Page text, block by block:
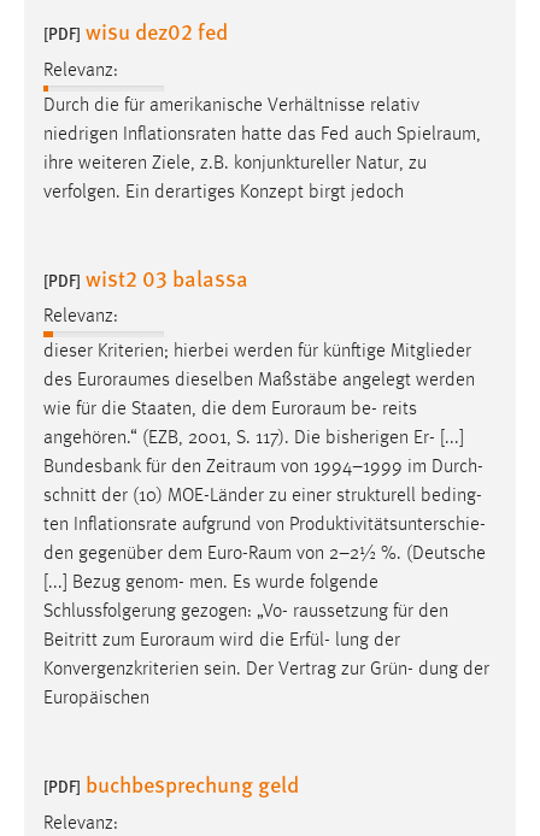
[PDF] wisu dez02 fed
Relevanz:
Durch die für amerikanische Verhältnisse relativ
niedrigen Inflationsraten hatte das Fed auch Spielraum,
ihre weiteren Ziele, z.B. konjunktureller Natur, zu
verfolgen. Ein derartiges Konzept birgt jedoch
[PDF] wist2 03 balassa
Relevanz:
dieser Kriterien; hierbei werden für künftige Mitglieder
des Euroraumes dieselben Maßstäbe angelegt werden
wie für die Staaten, die dem Euroraum be- reits
angehören.“ (EZB, 2001, S. 117). Die bisherigen Er- [...]
Bundesbank für den Zeitraum von 1994–1999 im Durch-
schnitt der (10) MOE-Länder zu einer strukturell beding-
ten Inflationsrate aufgrund von Produktivitätsunterschie-
den gegenüber dem Euro-Raum von 2–2½ %. (Deutsche
[...] Bezug genom- men. Es wurde folgende
Schlussfolgerung gezogen: „Vo- raussetzung für den
Beitritt zum Euroraum wird die Erfül- lung der
Konvergenzkriterien sein. Der Vertrag zur Grün- dung der
Europäischen
[PDF] buchbesprechung geld
Relevanz:
Anbieter:
Facebook
Zweck:
Conversion-Tracking
Cookie Laufzeit:
EXTERNE MEDIEN
Um Inhalte von Videoplattformen und Social Media
Plattformen anzeigen zu können, werden von diesen
externen Medien Cookies gesetzt.
YouTube
Vimeo